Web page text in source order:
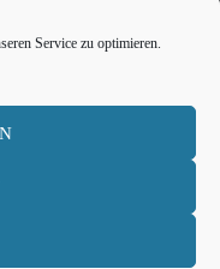
Service zu optimieren.
Datenschutz